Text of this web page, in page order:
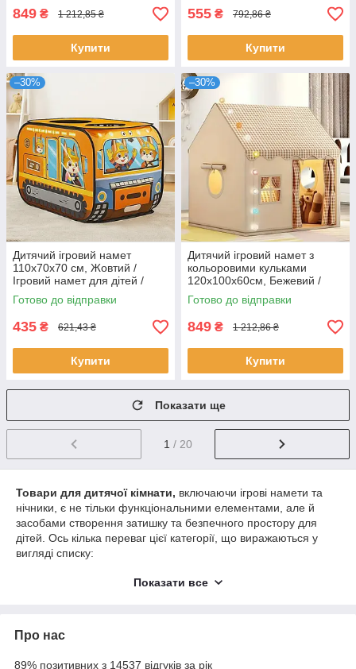
849 ₴ 1 212,85 ₴
Купити
555 ₴ 792,86 ₴
Купити
–30%
Дитячий ігровий намет
110х70х70 см, Жовтий /
Ігровий намет для дітей /
Намет дитячий
Готово до відправки
435 ₴ 621,43 ₴
Купити
–30%
Дитячий ігровий намет з
кольоровими кульками
120х100х60см, Бежевий /
Будиночок-намет для дітей /
Намет у вигляді будиночка
Готово до відправки
849 ₴ 1 212,86 ₴
Купити
Показати ще
1 / 20
Товари для дитячої кімнати, включаючи ігрові намети та
нічники, є не тільки функціональними елементами, але й
засобами створення затишку та безпечного простору для
дітей. Ось кілька переваг цієї категорії, що виражаються у
вигляді списку:
Показати все
Про нас
89% позитивних з 14537 відгуків за рік